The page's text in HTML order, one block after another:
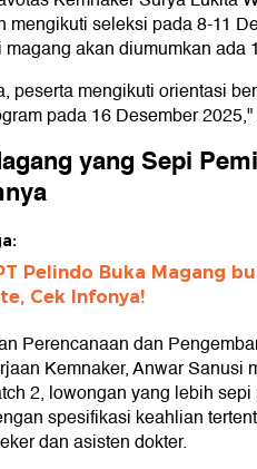
mengikuti seleksi pada 8-11
akan diumumkan ada
peserta mengikuti orientasi
pada 16 Desember
yang Sepi
Pelindo Buka Magang
Cek Infonya!
Perencanaan dan
Kemnaker, Anwar Sanusi
2, lowongan yang lebih
spesifikasi keahlian
dan asisten dokter.